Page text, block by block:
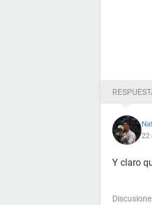
22
Y claro